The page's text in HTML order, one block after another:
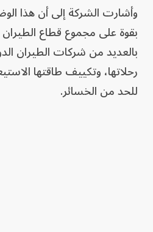
وأشارت الشركة إلى أن هذا
بقوة على مجموع قطاع
بالعديد من شركات الطيران
رحلاتها، وتكييف طاقتها
للحد من الخسائر.